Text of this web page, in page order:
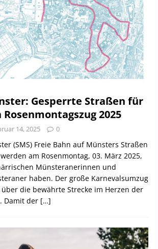
Gesperrte Straßen für
Rosenmontagszug 2025
14, 2025 0
(SMS) Freie Bahn auf Münsters Straßen
am Rosenmontag, 03. März 2025,
Münsteranerinnen und
haben. Der große Karnevalsumzug
die bewährte Strecke im Herzen der
Damit der […]